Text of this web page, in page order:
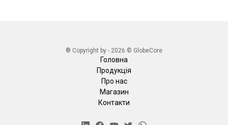
Головна
Продукція
Про нас
Магазин
Контакти
® Copyright by - 2026 © GlobeCore